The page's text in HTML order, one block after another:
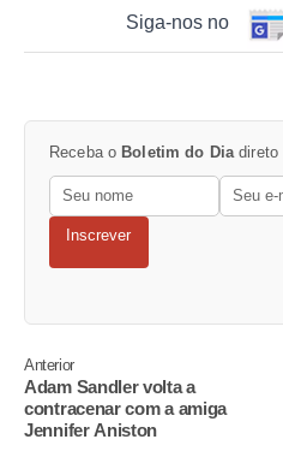
Siga-nos no
Receba o Boletim do Diadireto
Inscrever
Anterior
Adam Sandler volta a
contracenar com a amiga
Jennifer Aniston